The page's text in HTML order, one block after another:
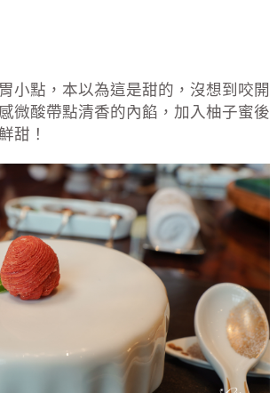
小點，本以為這是甜的，沒想到咬開
微酸帶點清香的內餡，加入柚子蜜後
甜！